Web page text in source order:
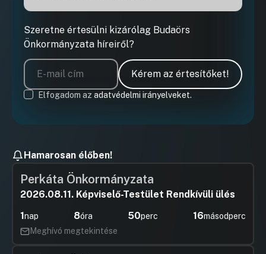
Szeretne értesülni kizárólag Budaörs
Önkormányzata híreiről?
Kérem az értesítőket!
Elfogadom az adatvédelmi irányelveket.
Hamarosan élőben!
Perkáta Önkormányzata
2026.08.11. Képviselő-Testület Rendkívüli ülés
1nap 8óra 50perc 16másodperc
Meghívó megtekintése